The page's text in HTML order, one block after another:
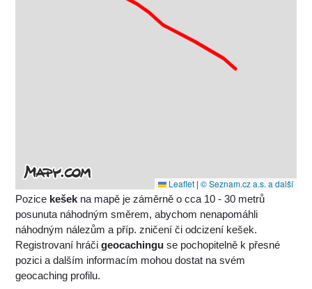
Leaflet | © Seznam.cz a.s. a další
Pozice kešek na mapě je záměrně o cca 10 - 30 metrů
posunuta náhodným směrem, abychom nenapomáhli
náhodným nálezům a příp. zničení či odcizení kešek.
Registrovaní hráčigeocachingu se pochopitelně k přesné
pozici a dalším informacím mohou dostat na svém
geocaching profilu.